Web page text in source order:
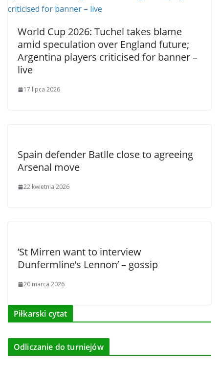
World Cup 2026: Tuchel takes blame
amid speculation over England future;
Argentina players criticised for banner –
live
17 lipca 2026
Spain defender Batlle close to agreeing
Arsenal move
22 kwietnia 2026
’St Mirren want to interview
Dunfermline’s Lennon’ – gossip
20 marca 2026
Piłkarski cytat
Odliczanie do turniejów